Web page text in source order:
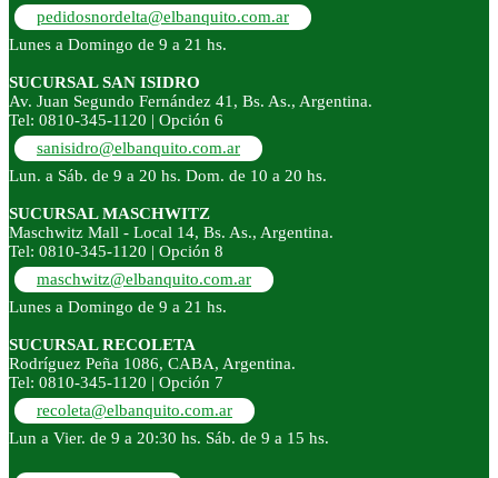
pedidosnordelta@elbanquito.com.ar
Lunes a Domingo de 9 a 21 hs.
SUCURSAL SAN ISIDRO
Av. Juan Segundo Fernández 41, Bs. As., Argentina.
Tel: 0810-345-1120 | Opción 6
sanisidro@elbanquito.com.ar
Lun. a Sáb. de 9 a 20 hs. Dom. de 10 a 20 hs.
SUCURSAL MASCHWITZ
Maschwitz Mall - Local 14, Bs. As., Argentina.
Tel: 0810-345-1120 | Opción 8
maschwitz@elbanquito.com.ar
Lunes a Domingo de 9 a 21 hs.
SUCURSAL RECOLETA
Rodríguez Peña 1086, CABA, Argentina.
Tel: 0810-345-1120 | Opción 7
recoleta@elbanquito.com.ar
Lun a Vier. de 9 a 20:30 hs. Sáb. de 9 a 15 hs.